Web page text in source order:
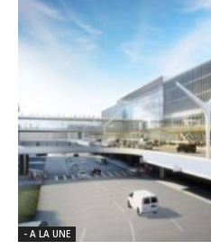
- A LA UNE